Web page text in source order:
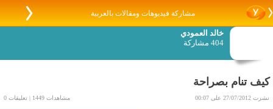
مشاركة فيديوهات ومقالات بالعربية
خالد العمودي
404 مشاركة
كيف تنام بصراحة
نشرت 27/07/2012 على 00:07 مشاهدات 1449 | تعليقات 0